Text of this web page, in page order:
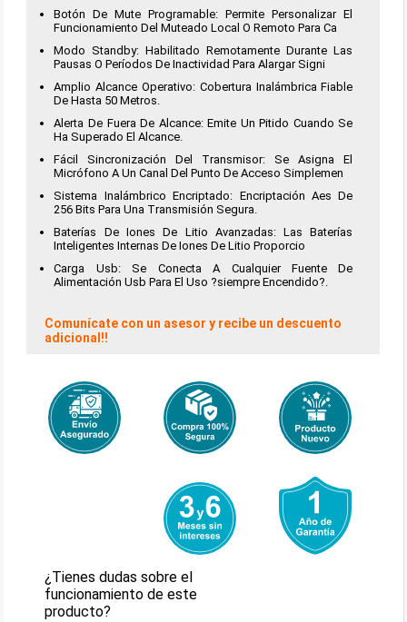
Botón De Mute Programable: Permite Personalizar El
Funcionamiento Del Muteado Local O Remoto Para Ca
Modo Standby: Habilitado Remotamente Durante Las
Pausas O Períodos De Inactividad Para Alargar Signi
Amplio Alcance Operativo: Cobertura Inalámbrica Fiable
De Hasta 50 Metros.
Alerta De Fuera De Alcance: Emite Un Pitido Cuando Se
Ha Superado El Alcance.
Fácil Sincronización Del Transmisor: Se Asigna El
Micrófono A Un Canal Del Punto De Acceso Simplemen
Sistema Inalámbrico Encriptado: Encriptación Aes De
256 Bits Para Una Transmisión Segura.
Baterías De Iones De Litio Avanzadas: Las Baterías
Inteligentes Internas De Iones De Litio Proporcio
Carga Usb: Se Conecta A Cualquier Fuente De
Alimentación Usb Para El Uso ?siempre Encendido?.
Comunícate con un asesor y recibe un descuento
adicional!!
¿Tienes dudas sobre el
funcionamiento de este
producto?